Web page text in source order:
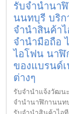
รับจำนำนา
นนทบุรี บริก
จำนำสินค้า
จำนำมือถือ
ไอโฟน นาฬิ
ของแบรนด์
ต่างๆ
รับจํานําแจ้งวัฒน
จำนำนาฬิกานนท